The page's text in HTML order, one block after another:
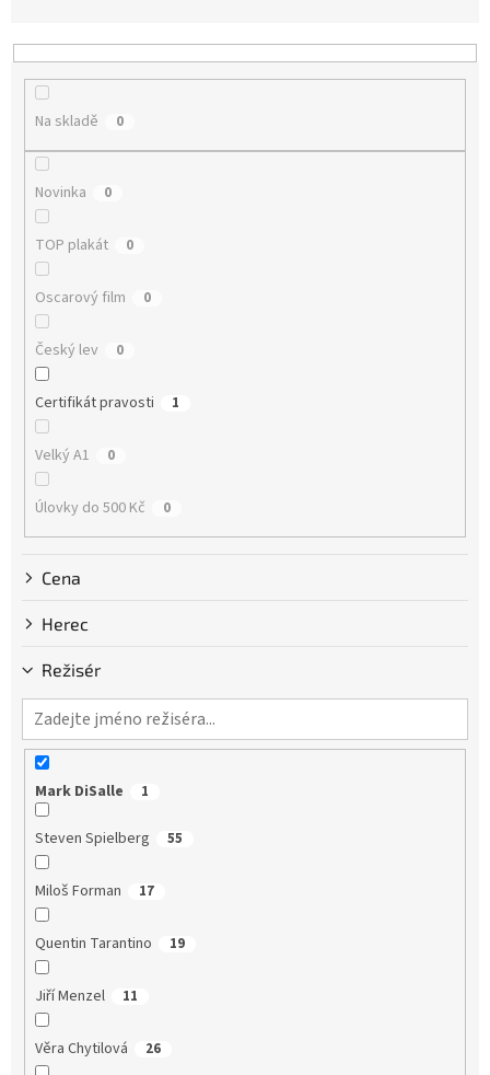
p
Na skladě 0
Novinka 0
TOP plakát 0
Oscarový film 0
Český lev 0
Certifikát pravosti 1
Velký A1 0
Úlovky do 500 Kč 0
Cena
Herec
Režisér
Mark DiSalle 1
Steven Spielberg 55
Miloš Forman 17
Quentin Tarantino 19
Jiří Menzel 11
Věra Chytilová 26